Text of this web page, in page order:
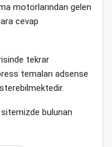
motorlarından gelen
cevap
tekrar
temaları adsense
bulunan